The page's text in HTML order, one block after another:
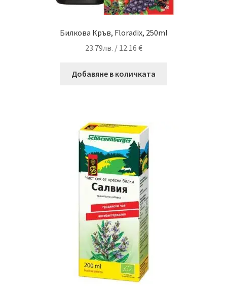
Билкова Кръв, Floradix, 250ml
23.79лв. / 12.16 €
Добавяне в количката